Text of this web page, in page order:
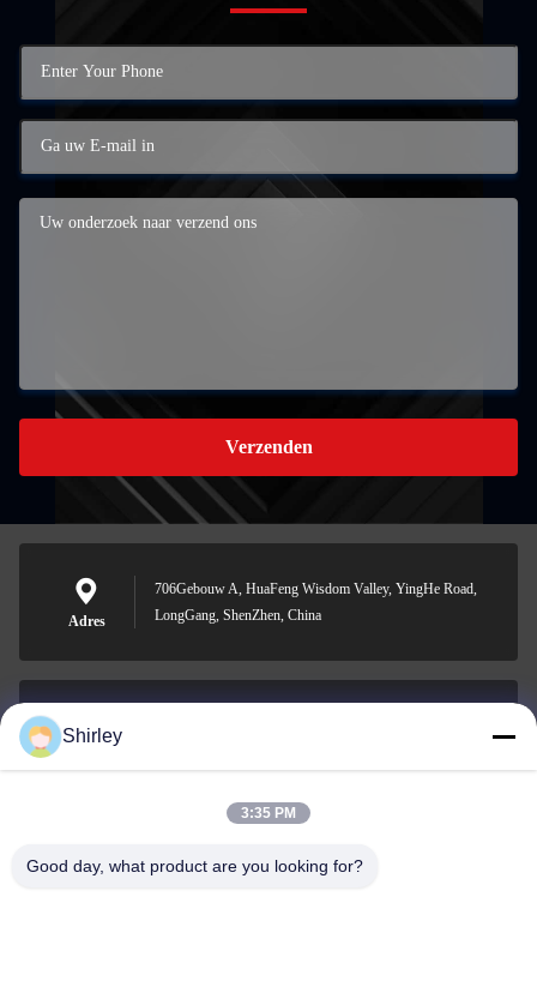
Verzenden
Adres
706Gebouw A, HuaFeng Wisdom Valley, YingHe Road,
LongGang, ShenZhen, China
0086-18148506772
Shirley
3:35 PM
Good day, what product are you looking for?